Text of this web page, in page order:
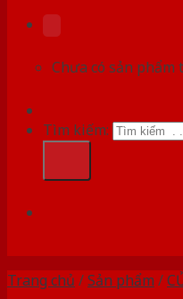
Chưa có sản phẩm
Tìm kiếm:
Trang chủ /Sản phẩm /